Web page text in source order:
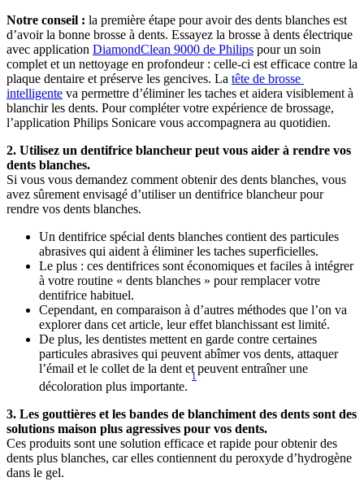
Notre conseil : la première étape pour avoir des dents blanches est
d’avoir la bonne brosse à dents. Essayez la brosse à dents électrique
avec application DiamondClean 9000 de Philips pour un soin
complet et un nettoyage en profondeur : celle-ci est efficace contre la
plaque dentaire et préserve les gencives. La tête de brosse
intelligente va permettre d’éliminer les taches et aidera visiblement à
blanchir les dents. Pour compléter votre expérience de brossage,
l’application Philips Sonicare vous accompagnera au quotidien.
2. Utilisez un dentifrice blancheur peut vous aider à rendre vos
dents blanches.
Si vous vous demandez comment obtenir des dents blanches, vous
avez sûrement envisagé d’utiliser un dentifrice blancheur pour
rendre vos dents blanches.
Un dentifrice spécial dents blanches contient des particules
abrasives qui aident à éliminer les taches superficielles.
Le plus : ces dentifrices sont économiques et faciles à intégrer
à votre routine « dents blanches » pour remplacer votre
dentifrice habituel.
Cependant, en comparaison à d’autres méthodes que l’on va
explorer dans cet article, leur effet blanchissant est limité.
De plus, les dentistes mettent en garde contre certaines
particules abrasives qui peuvent abîmer vos dents, attaquer
l’émail et le collet de la dent et peuvent entraîner une
décoloration plus importante.
1
3. Les gouttières et les bandes de blanchiment des dents sont des
solutions maison plus agressives pour vos dents.
Ces produits sont une solution efficace et rapide pour obtenir des
dents plus blanches, car elles contiennent du peroxyde d’hydrogène
dans le gel.